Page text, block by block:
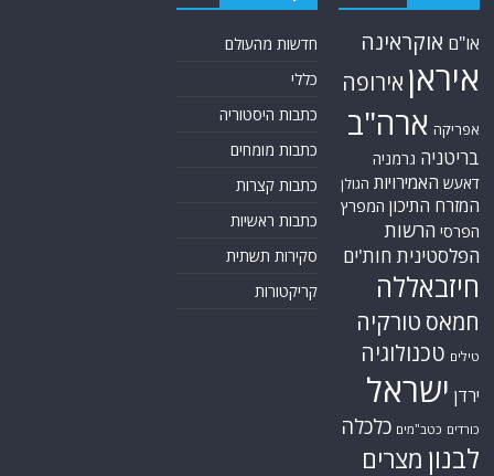
או"ם אוקראינה
איראן אירופה
אפריקה ארה"ב
בריטניה גרמניה
דאעש האמירויות הגולן
המזרח התיכון המפרץ
הפרסי הרשות
הפלסטינית חות'ים
חיזבאללה
חמאס טורקיה
טילים טכנולוגיה
ירדן ישראל
כורדים כטב"מים כלכלה
לבנון מצרים
חדשות מהעולם
כללי
כתבות היסטוריה
כתבות מומחים
כתבות קצרות
כתבות ראשיות
סקירות תשתית
קריקטורות